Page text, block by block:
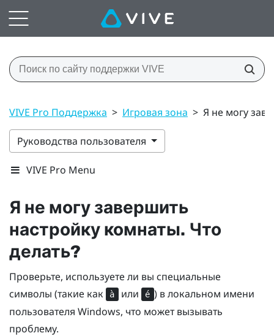
VIVE Pro Поддержка > Игровая зона > Я не могу
Руководства пользователя
VIVE Pro Menu
Я не могу завершить
настройку комнаты. Что
делать?
Проверьте, используете ли вы специальные
символы (такие как
à или é ) в локальном имени
пользователя Windows, что может вызывать
проблему.